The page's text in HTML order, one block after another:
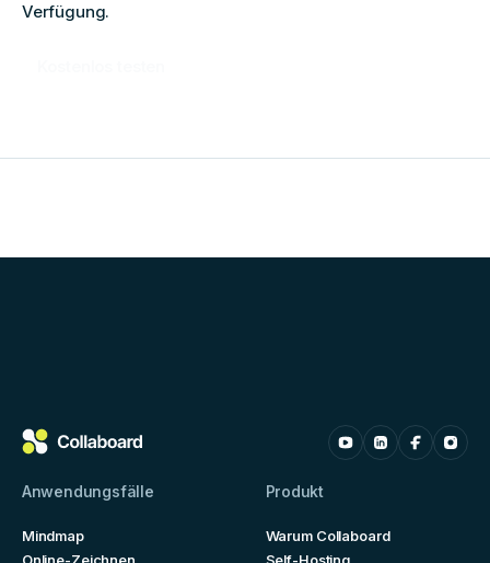
Verfügung.
Anwendungsfälle
Mindmap
Produkt
Warum Collaboard